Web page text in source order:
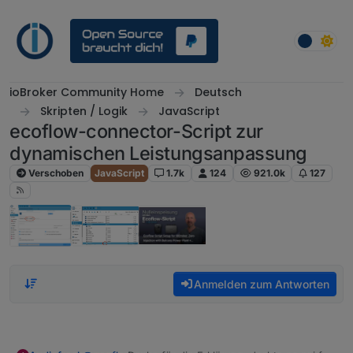
ioBroker Community Home
Deutsch
Skripten / Logik
JavaScript
ecoflow-connector-Script zur
dynamischen Leistungsanpassung
Verschoben JavaScript 1.7k 124 921.0k 127
Anmelden zum Antworten